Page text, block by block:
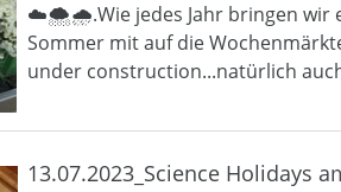
☁️🌨️🌧️.Wie jedes Jahr bringen wir
Sommer mit auf die
under construction...natürlich
13.07.2023_Science Holidays